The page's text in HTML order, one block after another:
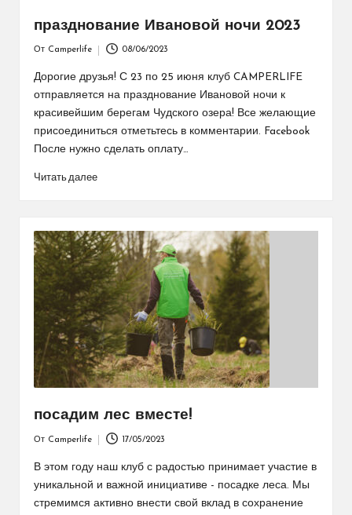
празднование Ивановой ночи 2023
от
От Camperlife 08/06/2023
Дорогие друзья! С 23 по 25 июня клуб CAMPERLIFE
отправляется на празднование Ивановой ночи к
красивейшим берегам Чудского озера! Все желающие
присоединиться отметьтесь в комментарии. Facebook
После нужно сделать оплату…
Читать далее
посадим лес вместе!
от
От Camperlife 17/05/2023
В этом году наш клуб с радостью принимает участие в
уникальной и важной инициативе - посадке леса. Мы
стремимся активно внести свой вклад в сохранение